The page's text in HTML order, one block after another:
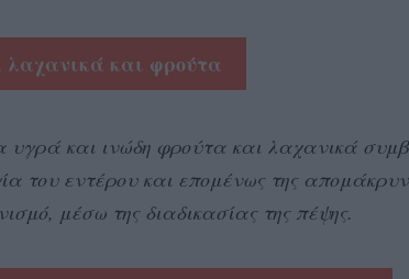
και φρούτα
υγρά και ινώδη φρούτα και λαχανικά
του εντέρου και επομένως της
μέσω της διαδικασίας της πέψης.